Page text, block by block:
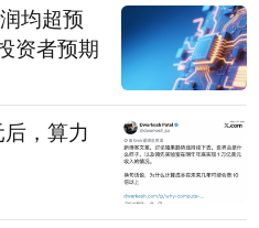
均超预
资者预期
，算力